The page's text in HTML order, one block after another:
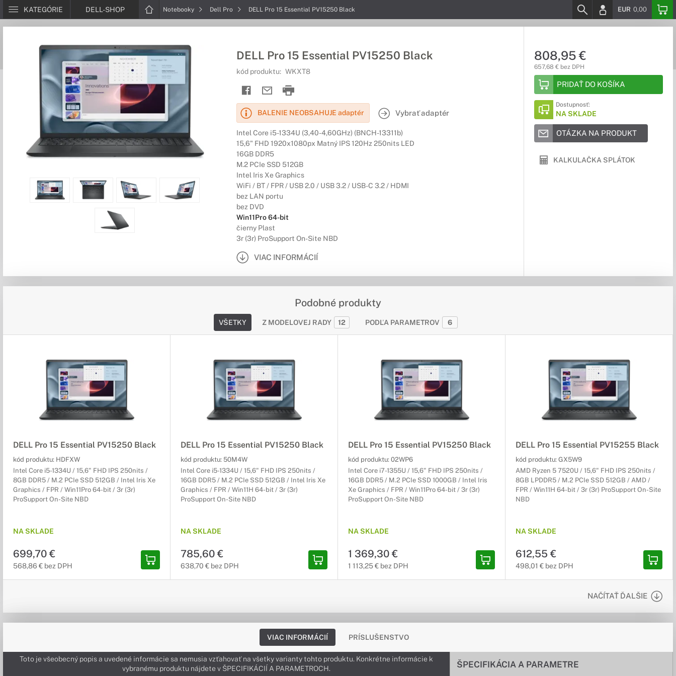
KATEGÓRIE DELL-SHOP Notebooky Dell Pro DELL Pro 15 Essential PV15250 Black EUR 0,00
DELL Pro 15 Essential PV15250 Black
kód produktu: WKXT8
BALENIE NEOBSAHUJE adaptér Vybrať adaptér
Intel Core i5-1334U (3,40-4,60GHz) (BNCH-13311b)
15,6" FHD 1920x1080px Matný IPS 120Hz 250nits LED
16GB DDR5
M.2 PCIe SSD 512GB
Intel Iris Xe Graphics
WiFi / BT / FPR / USB 2.0 / USB 3.2 / USB-C 3.2 / HDMI
bez LAN portu
bez DVD
Win11Pro 64-bit
čierny Plast
3r (3r) ProSupport On-Site NBD
VIAC INFORMÁCIÍ
808,95 €
657,68 € bez DPH
PRIDAŤ DO KOŠÍKA
Dostupnosť:
NA SKLADE
OTÁZKA NA PRODUKT
KALKULAČKA SPLÁTOK
Podobné produkty
VŠETKY Z MODELOVEJ RADY 12 PODĽA PARAMETROV 6
DELL Pro 15 Essential PV15250 Black
kód produktu: HDFXW
Intel Core i5-1334U / 15,6" FHD IPS 250nits /
8GB DDR5 / M.2 PCIe SSD 512GB / Intel Iris Xe
Graphics / FPR / Win11Pro 64-bit / 3r (3r)
ProSupport On-Site NBD
NA SKLADE
699,70 €
568,86 € bez DPH
DELL Pro 15 Essential PV15250 Black
kód produktu: 50M4W
Intel Core i5-1334U / 15,6" FHD IPS 250nits /
16GB DDR5 / M.2 PCIe SSD 512GB / Intel Iris Xe
Graphics / FPR / Win11H 64-bit / 3r (3r)
ProSupport On-Site NBD
NA SKLADE
785,60 €
638,70 € bez DPH
DELL Pro 15 Essential PV15250 Black
kód produktu: 02WP6
Intel Core i7-1355U / 15,6" FHD IPS 250nits /
16GB DDR5 / M.2 PCIe SSD 1000GB / Intel Iris
Xe Graphics / FPR / Win11Pro 64-bit / 3r (3r)
ProSupport On-Site NBD
NA SKLADE
1 369,30 €
1 113,25 € bez DPH
DELL Pro 15 Essential PV15255 Black
kód produktu: GX5W9
AMD Ryzen 5 7520U / 15,6" FHD IPS 250nits /
8GB LPDDR5 / M.2 PCIe SSD 512GB / AMD /
FPR / Win11H 64-bit / 3r (3r) ProSupport On-Site
NBD
NA SKLADE
612,55 €
498,01 € bez DPH
NAČÍTAŤ ĎALŠIE
VIAC INFORMÁCIÍ PRÍSLUŠENSTVO
ŠPECIFIKÁCIA A PARAMETRE
Toto je všeobecný popis a uvedené informácie sa nemusia vzťahovať na všetky varianty tohto produktu. Konkrétne informácie k
vybranému produktu nájdete v ŠPECIFIKÁCIÍ A PARAMETROCH.